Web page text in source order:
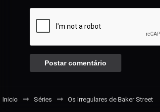
Inicio Séries Os Irregulares de Baker Street